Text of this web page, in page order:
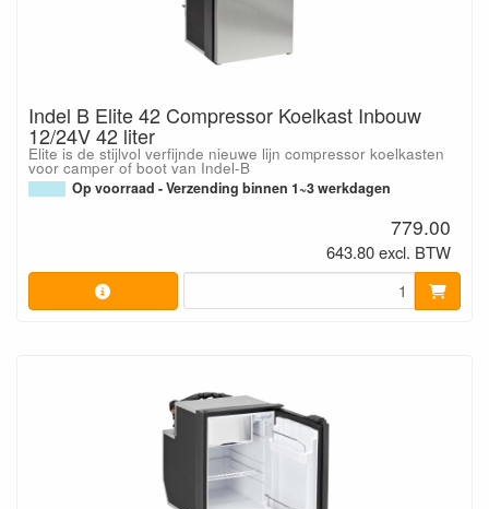
Indel B Elite 42 Compressor Koelkast Inbouw
12/24V 42 liter
Elite is de stijlvol verfijnde nieuwe lijn compressor koelkasten
voor camper of boot van Indel-B
Op voorraad - Verzending binnen 1~3 werkdagen
779.00
643.80 excl. BTW